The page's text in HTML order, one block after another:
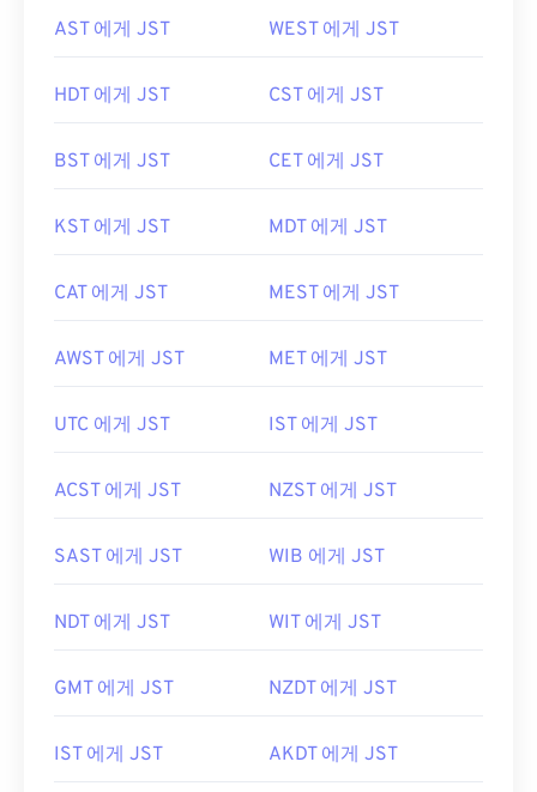
AST 에게 JST WEST 에게 JST
HDT 에게 JST CST 에게 JST
BST 에게 JST CET 에게 JST
KST 에게 JST MDT 에게 JST
CAT 에게 JST MEST 에게 JST
AWST 에게 JST MET 에게 JST
UTC 에게 JST IST 에게 JST
ACST 에게 JST NZST 에게 JST
SAST 에게 JST WIB 에게 JST
NDT 에게 JST WIT 에게 JST
GMT 에게 JST NZDT 에게 JST
IST 에게 JST AKDT 에게 JST